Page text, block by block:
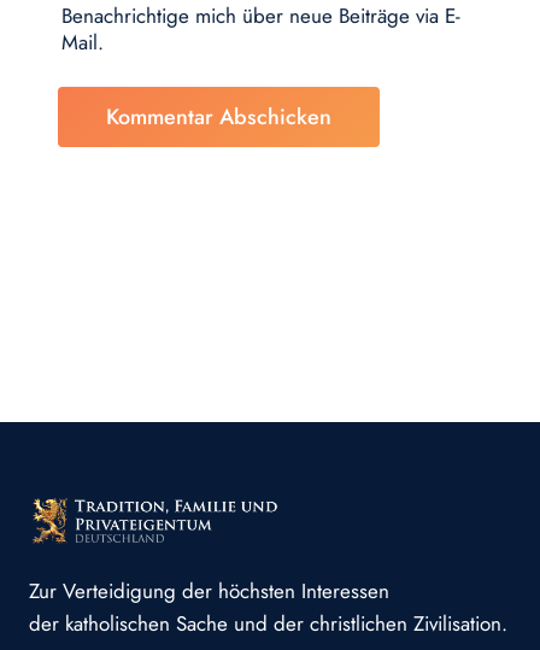
Benachrichtige mich über neue Beiträge via E-
Mail.
Zur Verteidigung der höchsten Interessen
der katholischen Sache und der christlichen Zivilisation.